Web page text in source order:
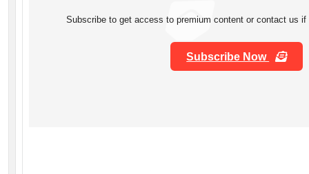
Subscribe to get access to premium content or contact us
Subscribe Now